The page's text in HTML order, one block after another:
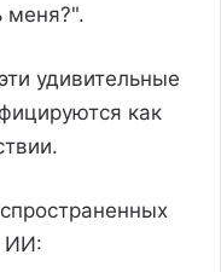
меня?".
удивительные
как
ИИ: